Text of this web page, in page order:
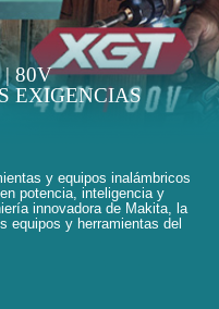
80V
EXIGENCIAS
y equipos inalámbricos
potencia, inteligencia y
innovadora de Makita, la
equipos y herramientas del